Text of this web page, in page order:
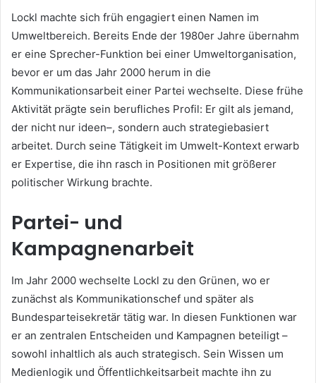
Lockl machte sich früh engagiert einen Namen im
Umweltbereich. Bereits Ende der 1980er Jahre übernahm
er eine Sprecher-Funktion bei einer Umweltorganisation,
bevor er um das Jahr 2000 herum in die
Kommunikationsarbeit einer Partei wechselte. Diese frühe
Aktivität prägte sein berufliches Profil: Er gilt als jemand,
der nicht nur ideen–, sondern auch strategiebasiert
arbeitet. Durch seine Tätigkeit im Umwelt-Kontext erwarb
er Expertise, die ihn rasch in Positionen mit größerer
politischer Wirkung brachte.
Partei- und
Kampagnenarbeit
Im Jahr 2000 wechselte Lockl zu den Grünen, wo er
zunächst als Kommunikationschef und später als
Bundesparteisekretär tätig war. In diesen Funktionen war
er an zentralen Entscheiden und Kampagnen beteiligt –
sowohl inhaltlich als auch strategisch. Sein Wissen um
Medienlogik und Öffentlichkeitsarbeit machte ihn zu